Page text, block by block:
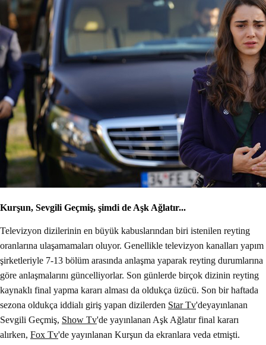
Kurşun, Sevgili Geçmiş, şimdi de Aşk Ağlatır...
Televizyon dizilerinin en büyük kabuslarından biri istenilen reyting
oranlarına ulaşamamaları oluyor. Genellikle televizyon kanalları yapım
şirketleriyle 7-13 bölüm arasında anlaşma yaparak reyting durumlarına
göre anlaşmalarını güncelliyorlar. Son günlerde birçok dizinin reyting
kaynaklı final yapma kararı alması da oldukça üzücü. Son bir haftada
sezona oldukça iddialı giriş yapan dizilerden Star Tv'deyayınlanan
Sevgili Geçmiş, Show Tv'de yayınlanan Aşk Ağlatır final kararı
alırken, Fox Tv'de yayınlanan Kurşun da ekranlara veda etmişti.